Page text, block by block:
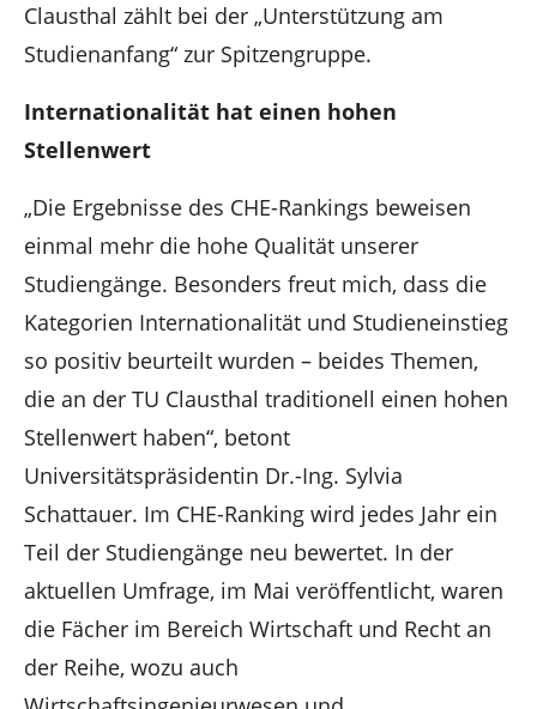
Clausthal zählt bei der „Unterstützung am
Studienanfang“ zur Spitzengruppe.
Internationalität hat einen hohen
Stellenwert
„Die Ergebnisse des CHE-Rankings beweisen
einmal mehr die hohe Qualität unserer
Studiengänge. Besonders freut mich, dass die
Kategorien Internationalität und Studieneinstieg
so positiv beurteilt wurden – beides Themen,
die an der TU Clausthal traditionell einen hohen
Stellenwert haben“, betont
Universitätspräsidentin Dr.-Ing. Sylvia
Schattauer. Im CHE-Ranking wird jedes Jahr ein
Teil der Studiengänge neu bewertet. In der
aktuellen Umfrage, im Mai veröffentlicht, waren
die Fächer im Bereich Wirtschaft und Recht an
der Reihe, wozu auch